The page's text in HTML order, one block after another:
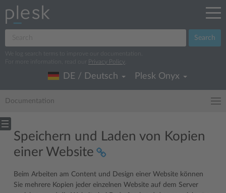
Search
We log search terms to improve our documentation.
For more information, read our
Privacy Policy
DE / Deutsch Plesk Onyx
Documentation
Speichern und Laden von Kopien
einer Website
Beim Arbeiten am Content und Design einer Website können
Sie mehrere Kopien jeder einzelnen Website auf dem Server